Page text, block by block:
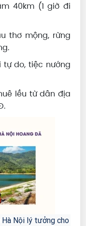
40km (1 giờ đi
thơ mộng, rừng
tự do, tiệc nướng
lều từ dân địa
Hà Nội lý tưởng cho